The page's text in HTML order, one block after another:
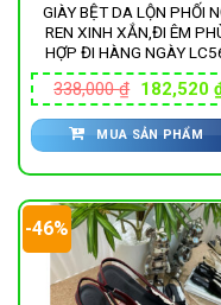
GIÀY BỆT DA LỘN PHỐI
REN XINH XẮN,ĐI ÊM
HỢP ĐI HÀNG NGÀY
338,000₫ Giá
gốc
là:
338,000 ₫.
182,520
MUA SẢN PHẨM
-46%